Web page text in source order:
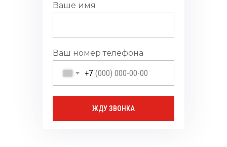
Ваше имя
Ваш номер телефона
+7
ЖДУ ЗВОНКА